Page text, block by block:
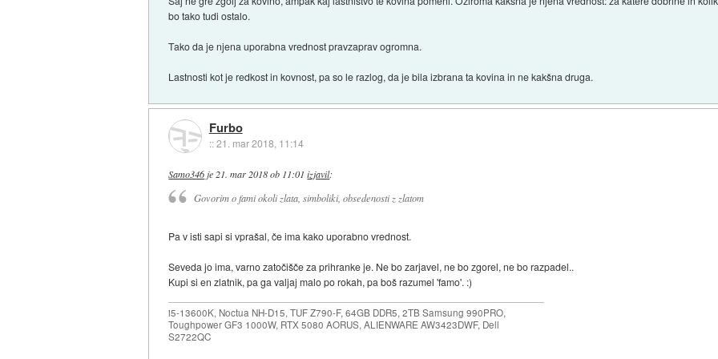
bo tako tudi ostalo.
Tako da je njena uporabna vrednost pravzaprav ogromna.
Lastnosti kot je redkost in kovnost, pa so le razlog, da je bila izbrana ta kovina in ne kakšna druga.
Furbo
::21. mar 2018, 11:14
Samo346 je 21. mar 2018 ob 11:01 izjavil:
Govorim o fami okoli zlata, simboliki, obsedenosti z zlatom
Pa v isti sapi si vprašal, če ima kako uporabno vrednost.
Seveda jo ima, varno zatočišče za prihranke je. Ne bo zarjavel, ne bo zgorel, ne bo razpadel..
Kupi si en zlatnik, pa ga valjaj malo po rokah, pa boš razumel 'famo'. :)
i5-13600K, Noctua NH-D15, TUF Z790-F, 64GB DDR5, 2TB Samsung 990PRO,
Toughpower GF3 1000W, RTX 5080 AORUS, ALIENWARE AW3423DWF, Dell
S2722QC